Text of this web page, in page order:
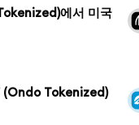
에서 미국
(Ondo Tokenized)